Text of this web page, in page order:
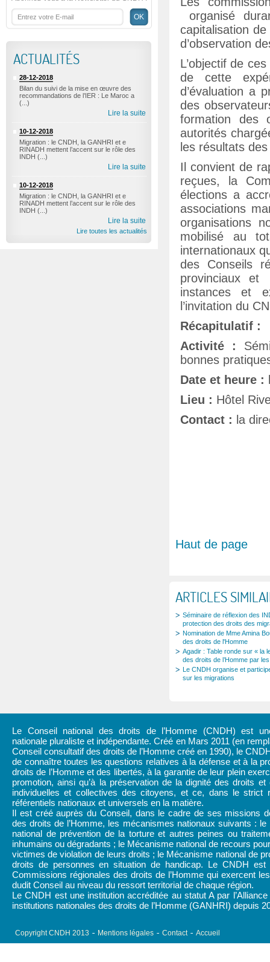
ACTUALITÉS
28-12-2018
Bilan du suivi de la mise en œuvre des
recommandations de l’IER : Le Maroc a
(...)
Lire la suite
10-12-2018
Migration : le CNDH, la GANHRI et e
RINADH mettent l’accent sur le rôle des
INDH (...)
Lire la suite
10-12-2018
Migration : le CNDH, la GANHRI et e
RINADH mettent l’accent sur le rôle des
INDH (...)
Lire la suite
Lire toutes les actualités
organisé
capitalisation
d’observation
L’objectif de
de cette
d’évaluation a
des
formation des
autorités
les résultats
Il convient de
reçues, la
élections a
associations
organisations
mobilisé au
internationaux
des Conseils
provinciaux et
instances et
l’invitation du
Récapitulatif :
Activité :
bonnes
Date et heure :
Lieu : Hôtel
Contact : la
Haut de page
ARTICLES
Séminaire de réflexion des
protection des droits des
Nomination de Mme Amina
des droits de l'Homme
Agadir : Table ronde sur « la
des droits de l’Homme par
Le CNDH organise et
sur les migrations
Le Conseil national des droits de l’Homme (CNDH) est
nationale pluraliste et indépendante. Créé en Mars 2011 (en
Conseil consultatif des droits de l’Homme créé en 1990), le
de connaître toutes les questions relatives à la défense et à la
droits de l’Homme et des libertés, à la garantie de leur plein
promotion, ainsi qu’à la préservation de la dignité des droits et
individuelles et collectives des citoyens, et ce, dans le strict
référentiels nationaux et universels en la matière.
Il est créé auprès du Conseil, dans le cadre de ses missions
des droits de l’Homme, les mécanismes nationaux suivants : le
national de prévention de la torture et autres peines ou
inhumains ou dégradants ; le Mécanisme national de recours
victimes de violation de leurs droits ; le Mécanisme national de
droits de personnes en situation de handicap. Le CNDH est
Commissions régionales des droits de l’Homme qui exercent
dudit Conseil au niveau du ressort territorial de chaque région.
Le CNDH est une institution accréditée au statut A par
institutions nationales des droits de l’Homme (GANHRI) depuis
Copyright CNDH 2013 Mentions légales Contact Accueil